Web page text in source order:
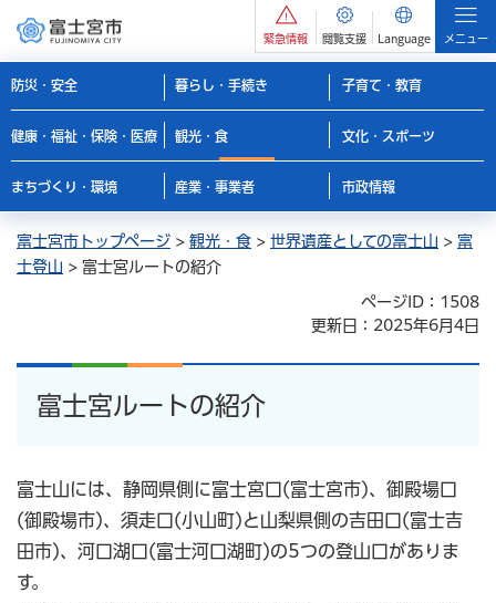
緊急情報 閲覧支援 Language メニュー
防災・安全 暮らし・手続き 子育て・教育
健康・福祉・保険・医療 観光・食 文化・スポーツ
まちづくり・環境 産業・事業者 市政情報
富士宮市トップページ > 観光・食 > 世界遺産としての富士山 > 富
士登山 > 富士宮ルートの紹介
ページID：1508
更新日：2025年6月4日
富士宮ルートの紹介
富士山には、静岡県側に富士宮口(富士宮市)、御殿場口
(御殿場市)、須走口(小山町)と山梨県側の吉田口(富士吉
田市)、河口湖口(富士河口湖町)の5つの登山口がありま
す。